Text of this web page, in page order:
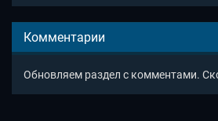
дерева, далее скрафтить кирку.
источник ресурсов через некоторое
Комментарии
Обновляем раздел с комментами.